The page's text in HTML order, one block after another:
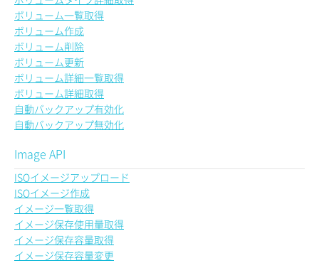
ボリューム一覧取得
ボリューム作成
ボリューム削除
ボリューム更新
ボリューム詳細一覧取得
ボリューム詳細取得
自動バックアップ有効化
自動バックアップ無効化
Image API
ISOイメージアップロード
ISOイメージ作成
イメージ一覧取得
イメージ保存使用量取得
イメージ保存容量取得
イメージ保存容量変更